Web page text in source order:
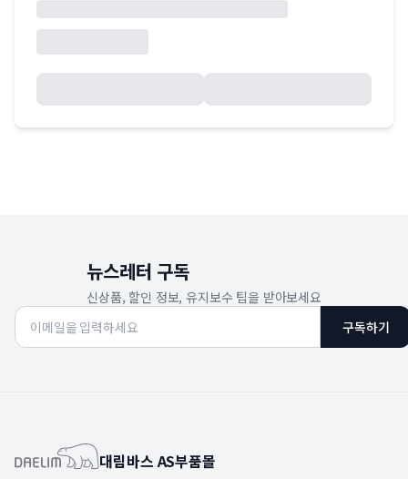
뉴스레터 구독
신상품, 할인 정보, 유지보수 팁을 받아보세요
구독하기
대림바스 AS부품몰